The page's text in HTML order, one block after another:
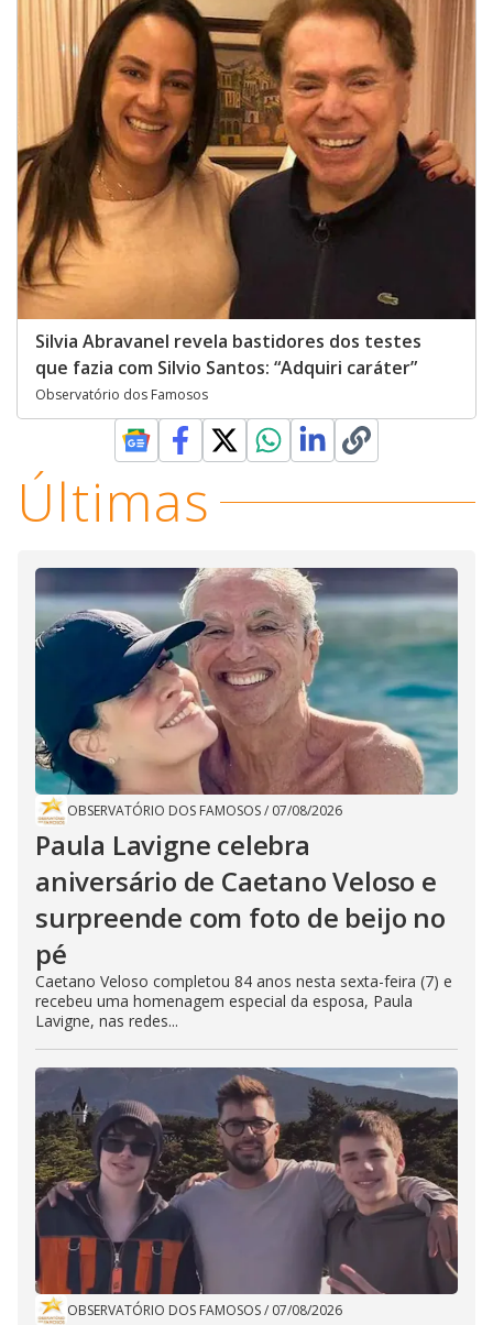
Silvia Abravanel revela bastidores dos testes
que fazia com Silvio Santos: “Adquiri caráter”
Observatório dos Famosos
Últimas
OBSERVATÓRIO DOS FAMOSOS/ 07/08/2026
Paula Lavigne celebra
aniversário de Caetano Veloso e
surpreende com foto de beijo no
pé
Caetano Veloso completou 84 anos nesta sexta-feira (7) e
recebeu uma homenagem especial da esposa, Paula
Lavigne, nas redes...
OBSERVATÓRIO DOS FAMOSOS/ 07/08/2026